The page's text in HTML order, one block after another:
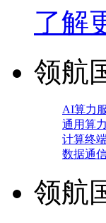
了解
领航
AI算力
通用算
计算终
数据通
领航